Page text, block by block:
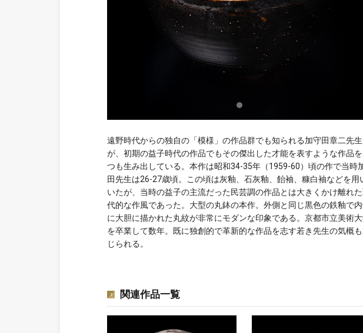
遠野時代からの独自の「模様」の作品群でも知られる加守田章二先
が、初期の益子時代の作品でもその傑出した才能を表すような作品
つも生み出している。本作は昭和34-35年（1959-60）頃の作で当時
田先生は26-27歳頃。この頃は灰釉、石灰釉、飴袖、糠白袖などを用
いたが、当時の益子の主流だった民芸調の作品とは大きくかけ離れた
代的な作風であった。大型の丸鉢の本作。外側と同じ黒色の鉄釉で
に大胆に描かれた丸紋が非常にモダンな印象である。京都市立美術
を卒業して数年。既に独創的で革新的な作品を志す若き先生の気概
じられる。
関連作品一覧